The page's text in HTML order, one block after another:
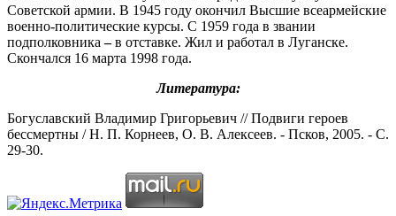
Советской армии. В 1945 году окончил Высшие всеармейские
военно-политические курсы. С 1959 года в звании
подполковника–в отставке. Жил и работал в Луганске.
Скончался 16 марта 1998 года.
Литература:
Богуславский Владимир Григорьевич // Подвиги героев
бессмертны / Н. П. Корнеев, О. В. Алексеев. - Псков, 2005. - С.
29-30.